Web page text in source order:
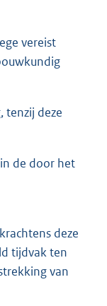
vereist
tenzij deze
de door het
deze
tijdvak ten
van